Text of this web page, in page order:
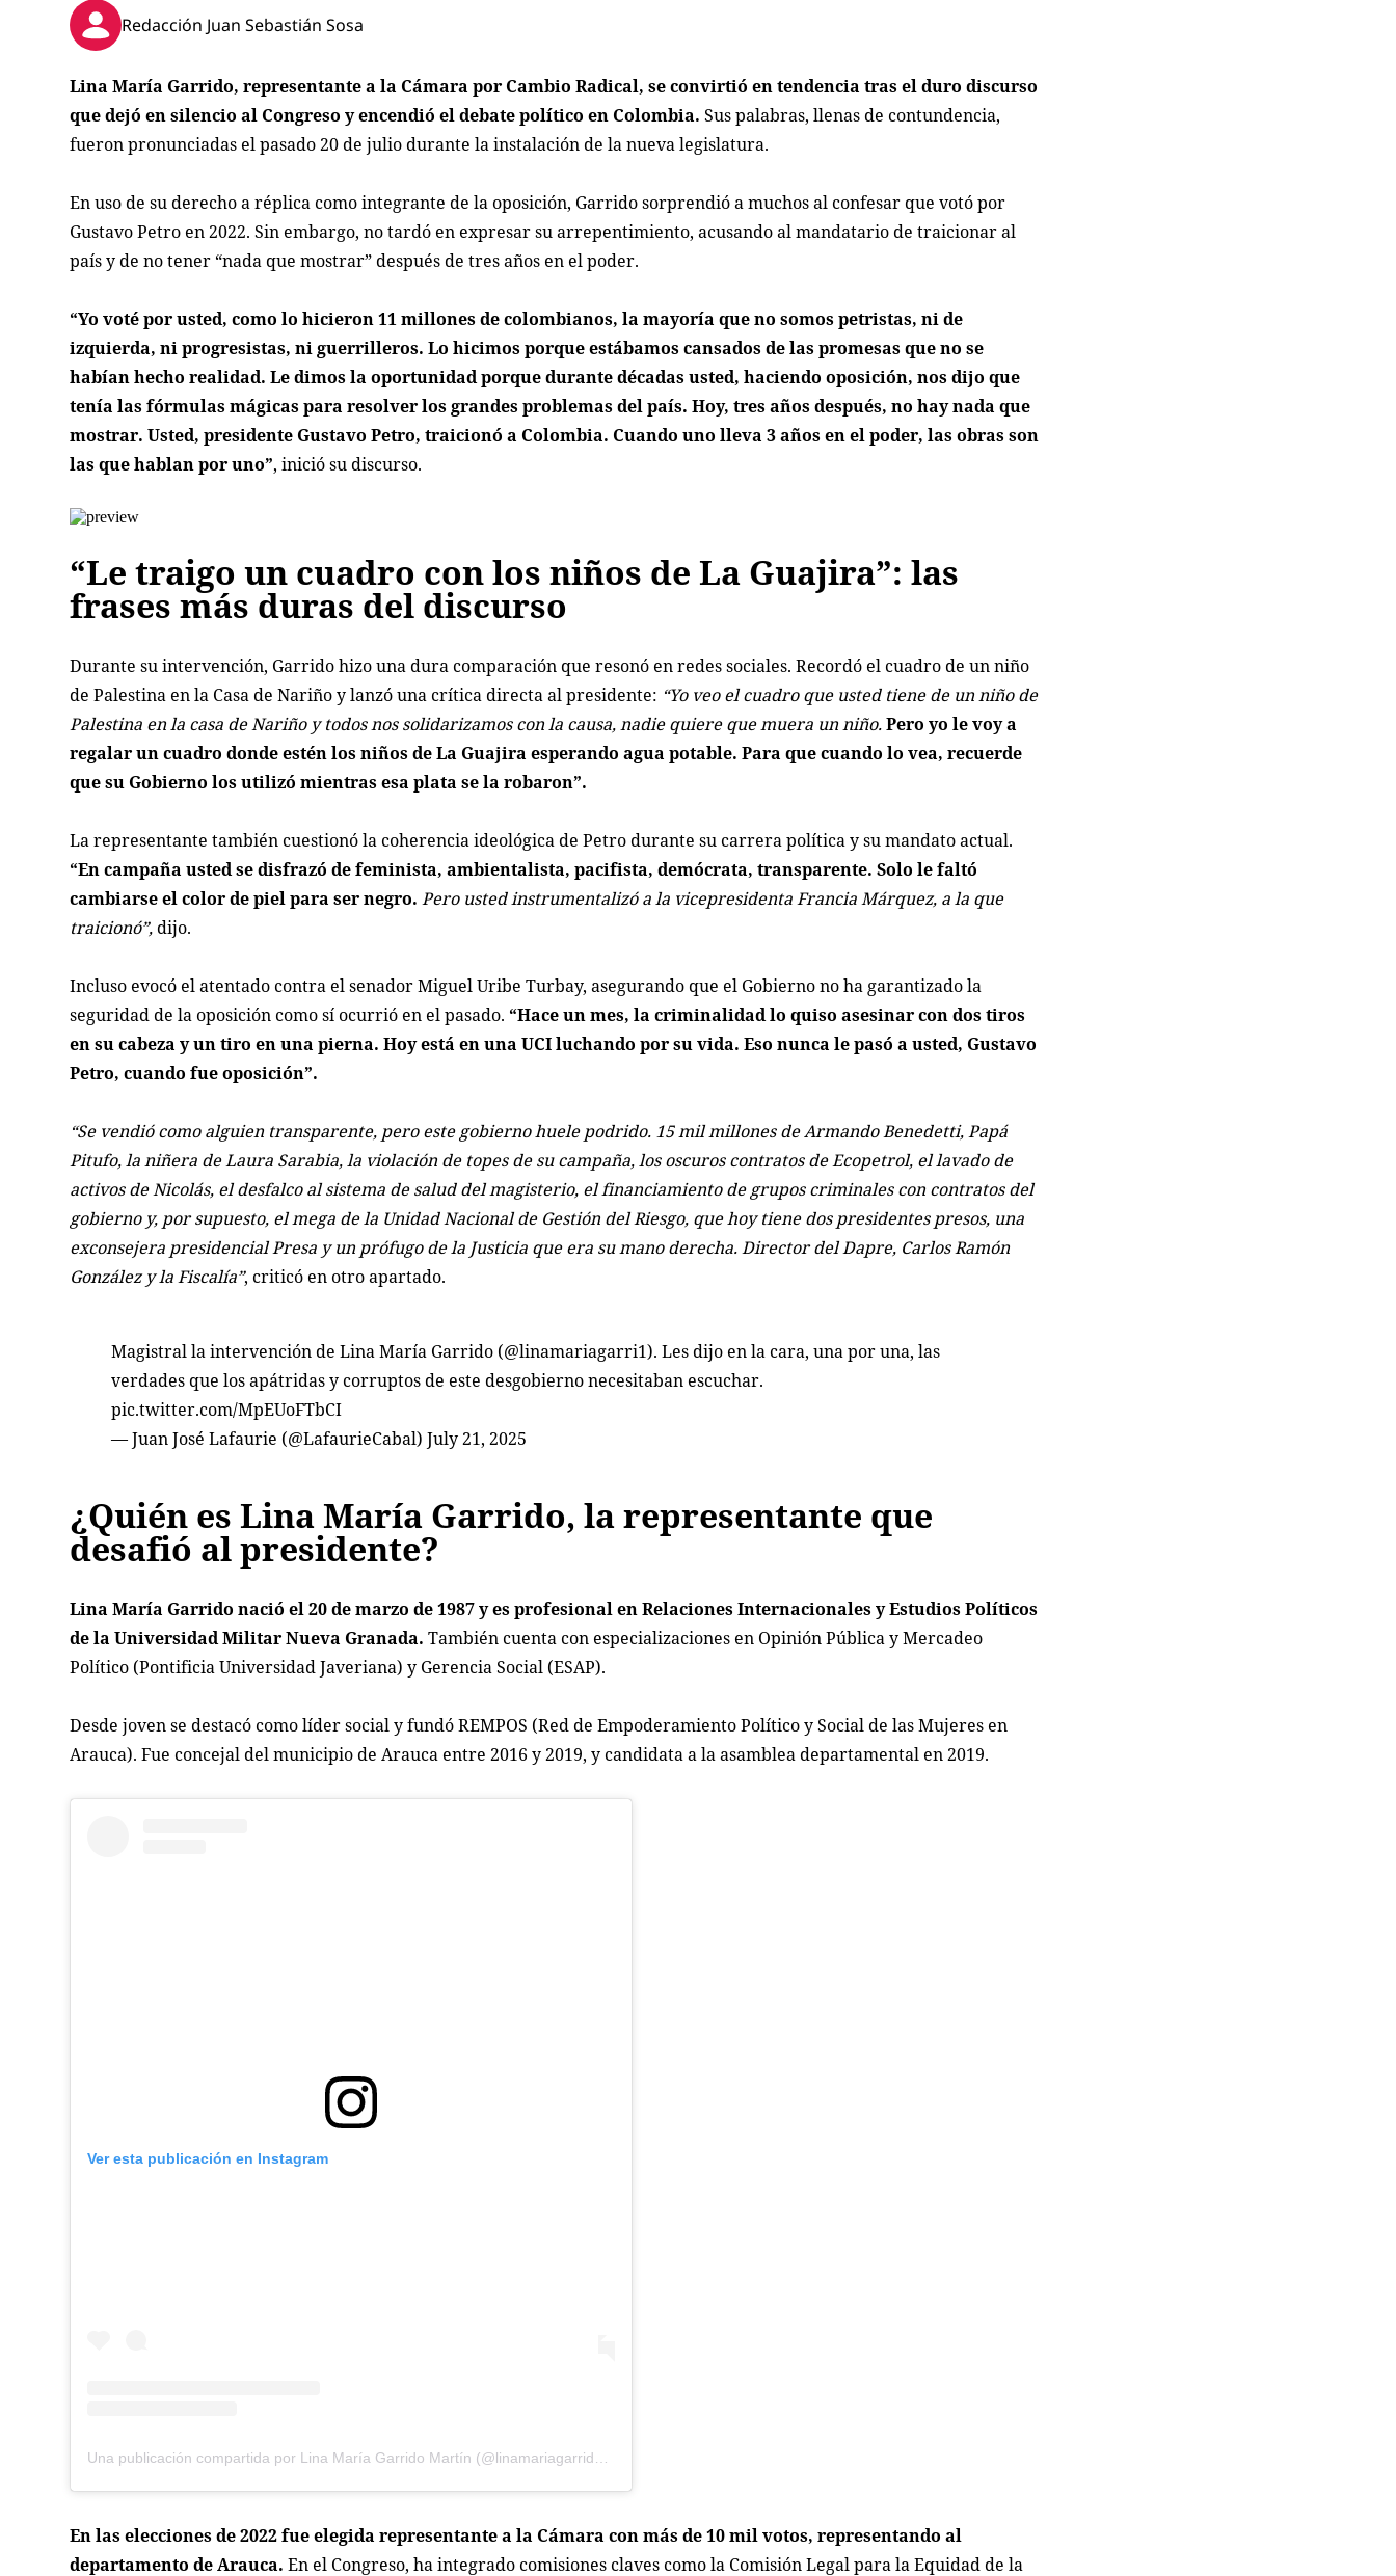
Redacción Juan Sebastián Sosa
Lina María Garrido, representante a la Cámara por Cambio Radical, se convirtió en tendencia tras el duro discurso
que dejó en silencio al Congreso y encendió el debate político en Colombia.Sus palabras, llenas de contundencia,
fueron pronunciadas el pasado 20 de julio durante la instalación de la nueva legislatura.
En uso de su derecho a réplica como integrante de la oposición, Garrido sorprendió a muchos al confesar que votó por
Gustavo Petro en 2022. Sin embargo, no tardó en expresar su arrepentimiento, acusando al mandatario de traicionar al
país y de no tener “nada que mostrar” después de tres años en el poder.
“Yo voté por usted, como lo hicieron 11 millones de colombianos, la mayoría que no somos petristas, ni de
izquierda, ni progresistas, ni guerrilleros. Lo hicimos porque estábamos cansados de las promesas que no se
habían hecho realidad. Le dimos la oportunidad porque durante décadas usted, haciendo oposición, nos dijo que
tenía las fórmulas mágicas para resolver los grandes problemas del país. Hoy, tres años después, no hay nada que
mostrar. Usted, presidente Gustavo Petro, traicionó a Colombia. Cuando uno lleva 3 años en el poder, las obras son
las que hablan por uno”, inició su discurso.
“Le traigo un cuadro con los niños de La Guajira”: las
frases más duras del discurso
Durante su intervención, Garrido hizo una dura comparación que resonó en redes sociales. Recordó el cuadro de un niño
de Palestina en la Casa de Nariño y lanzó una crítica directa al presidente: “Yo veo el cuadro que usted tiene de un niño de
Palestina en la casa de Nariño y todos nos solidarizamos con la causa, nadie quiere que muera un niño.Pero yo le voy a
regalar un cuadro donde estén los niños de La Guajira esperando agua potable. Para que cuando lo vea, recuerde
que su Gobierno los utilizó mientras esa plata se la robaron”.
La representante también cuestionó la coherencia ideológica de Petro durante su carrera política y su mandato actual.
“En campaña usted se disfrazó de feminista, ambientalista, pacifista, demócrata, transparente. Solo le faltó
cambiarse el color de piel para ser negro.Pero usted instrumentalizó a la vicepresidenta Francia Márquez, a la que
traicionó”,dijo.
Incluso evocó el atentado contra el senador Miguel Uribe Turbay, asegurando que el Gobierno no ha garantizado la
seguridad de la oposición como sí ocurrió en el pasado. “Hace un mes, la criminalidad lo quiso asesinar con dos tiros
en su cabeza y un tiro en una pierna. Hoy está en una UCI luchando por su vida. Eso nunca le pasó a usted, Gustavo
Petro, cuando fue oposición”.
“Se vendió como alguien transparente, pero este gobierno huele podrido. 15 mil millones de Armando Benedetti, Papá
Pitufo, la niñera de Laura Sarabia, la violación de topes de su campaña, los oscuros contratos de Ecopetrol, el lavado de
activos de Nicolás, el desfalco al sistema de salud del magisterio, el financiamiento de grupos criminales con contratos del
gobierno y, por supuesto, el mega de la Unidad Nacional de Gestión del Riesgo, que hoy tiene dos presidentes presos, una
exconsejera presidencial Presa y un prófugo de la Justicia que era su mano derecha. Director del Dapre, Carlos Ramón
González y la Fiscalía”, criticó en otro apartado.
Magistral la intervención de Lina María Garrido (@linamariagarri1). Les dijo en la cara, una por una, las
verdades que los apátridas y corruptos de este desgobierno necesitaban escuchar.
pic.twitter.com/MpEUoFTbCI
— Juan José Lafaurie (@LafaurieCabal)July 21, 2025
¿Quién es Lina María Garrido, la representante que
desafió al presidente?
Lina María Garrido nació el 20 de marzo de 1987 y es profesional en Relaciones Internacionales y Estudios Políticos
de la Universidad Militar Nueva Granada.También cuenta con especializaciones en Opinión Pública y Mercadeo
Político (Pontificia Universidad Javeriana) y Gerencia Social (ESAP).
Desde joven se destacó como líder social y fundó REMPOS (Red de Empoderamiento Político y Social de las Mujeres en
Arauca). Fue concejal del municipio de Arauca entre 2016 y 2019, y candidata a la asamblea departamental en 2019.
Ver esta publicación en Instagram
Una publicación compartida por Lina María Garrido Martín (@linamariagarridooficial)
En las elecciones de 2022 fue elegida representante a la Cámara con más de 10 mil votos, representando al
departamento de Arauca. En el Congreso, ha integrado comisiones claves como la Comisión Legal para la Equidad de la